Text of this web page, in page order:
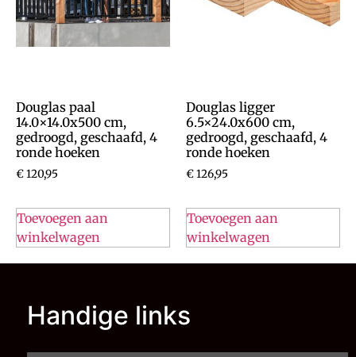
Douglas paal
14.0×14.0x500 cm,
gedroogd, geschaafd, 4
ronde hoeken
€120,95
Toevoegen aan
winkelwagen
Douglas ligger
6.5×24.0x600 cm,
gedroogd, geschaafd, 4
ronde hoeken
€126,95
Toevoegen aan
winkelwagen
Handige links